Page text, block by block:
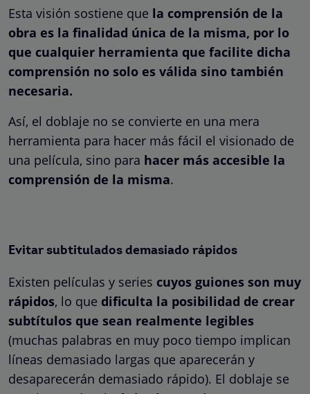
Esta visión sostiene que la comprensión de la
obra es la finalidad única de la misma, por lo
que cualquier herramienta que facilite dicha
comprensión no solo es válida sino también
necesaria.
Así, el doblaje no se convierte en una mera
herramienta para hacer más fácil el visionado de
una película, sino para hacer más accesible la
comprensión de la misma.
Evitar subtitulados demasiado rápidos
Existen películas y series cuyos guiones son muy
rápidos, lo que dificulta la posibilidad de crear
subtítulos que sean realmente legibles
(muchas palabras en muy poco tiempo implican
líneas demasiado largas que aparecerán y
desaparecerán demasiado rápido). El doblaje se